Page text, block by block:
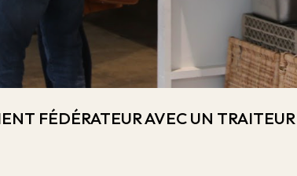
FÉDÉRATEUR AVEC UN